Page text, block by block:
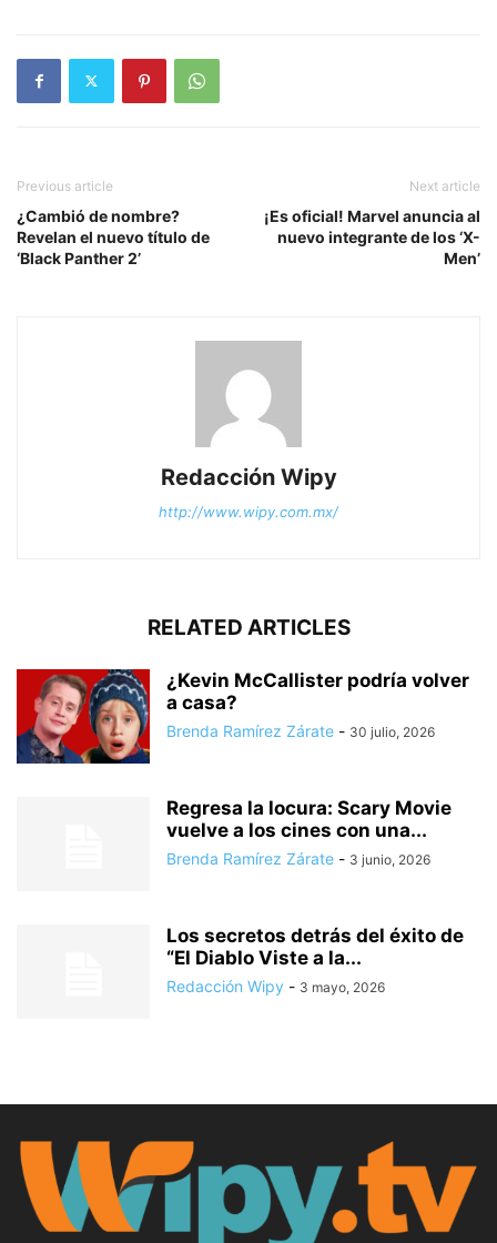
Previous article
¿Cambió de nombre?
Revelan el nuevo título de
‘Black Panther 2’
Next article
¡Es oficial! Marvel anuncia al
nuevo integrante de los ‘X-
Men’
Redacción Wipy
http://www.wipy.com.mx/
RELATED ARTICLES
¿Kevin McCallister podría volver
a casa?
Brenda Ramírez Zárate - 30 julio, 2026
Regresa la locura: Scary Movie
vuelve a los cines con una...
Brenda Ramírez Zárate - 3 junio, 2026
Los secretos detrás del éxito de
“El Diablo Viste a la...
Redacción Wipy - 3 mayo, 2026